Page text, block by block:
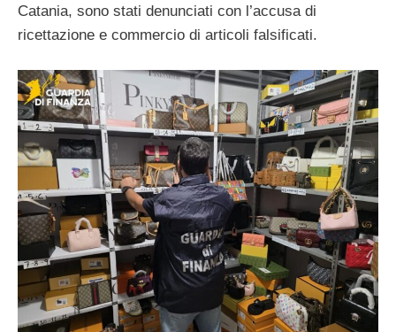
Catania, sono stati denunciati con l’accusa di
ricettazione e commercio di articoli falsificati.